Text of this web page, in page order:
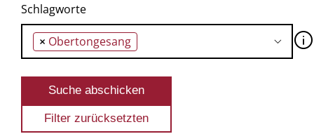
Schlagworte
× Obertongesang 🛈